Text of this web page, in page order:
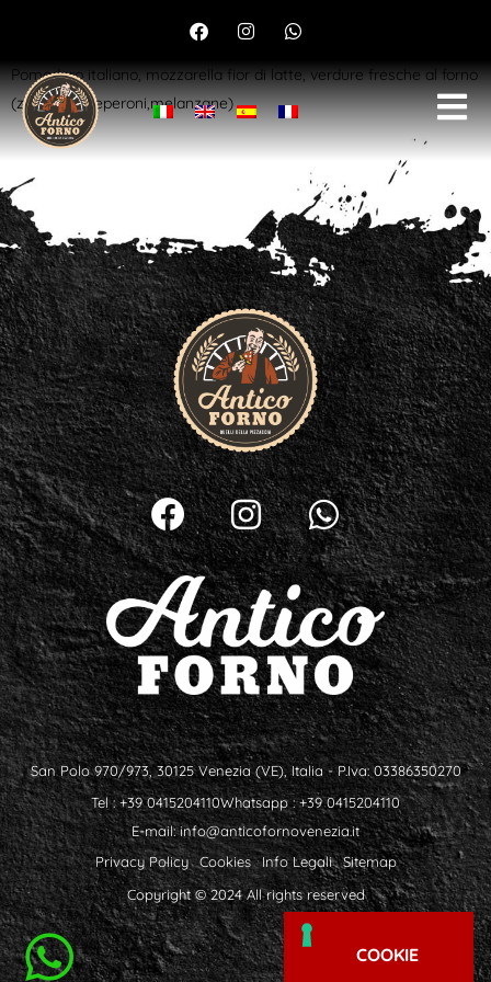
Pomodoro italiano, mozzarella fior di latte, verdure fresche al forno
(zucchine, peperoni,melanzane)
San Polo 970/973, 30125 Venezia (VE), Italia - P.Iva: 03386350270
Tel : +39 0415204110Whatsapp : +39 0415204110
E-mail:info@anticofornovenezia.it
Privacy Policy
Cookies Info Legali
Sitemap
Copyright © 2024 All rights reserved